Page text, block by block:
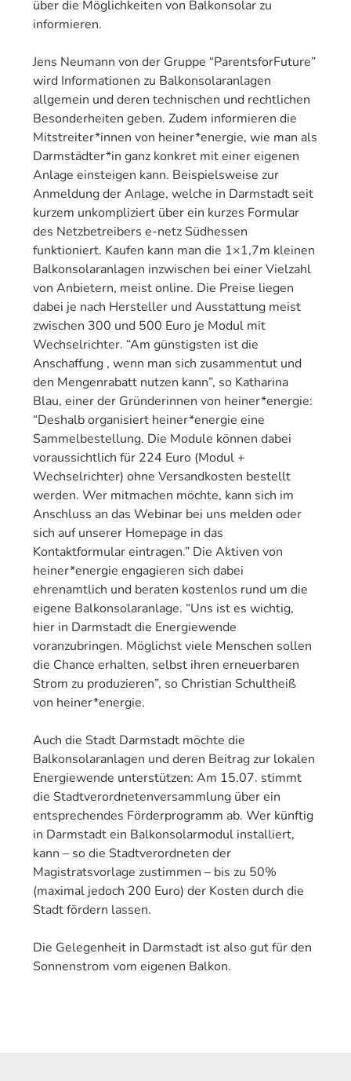
über die Möglichkeiten von Balkonsolar zu
informieren.
Jens Neumann von der Gruppe “ParentsforFuture”
wird Informationen zu Balkonsolaranlagen
allgemein und deren technischen und rechtlichen
Besonderheiten geben. Zudem informieren die
Mitstreiter*innen von heiner*energie, wie man als
Darmstädter*in ganz konkret mit einer eigenen
Anlage einsteigen kann. Beispielsweise zur
Anmeldung der Anlage, welche in Darmstadt seit
kurzem unkompliziert über ein kurzes Formular
des Netzbetreibers e-netz Südhessen
funktioniert. Kaufen kann man die 1×1,7m kleinen
Balkonsolaranlagen inzwischen bei einer Vielzahl
von Anbietern, meist online. Die Preise liegen
dabei je nach Hersteller und Ausstattung meist
zwischen 300 und 500 Euro je Modul mit
Wechselrichter. “Am günstigsten ist die
Anschaffung , wenn man sich zusammentut und
den Mengenrabatt nutzen kann”, so Katharina
Blau, einer der Gründerinnen von heiner*energie:
“Deshalb organisiert heiner*energie eine
Sammelbestellung. Die Module können dabei
voraussichtlich für 224 Euro (Modul +
Wechselrichter) ohne Versandkosten bestellt
werden. Wer mitmachen möchte, kann sich im
Anschluss an das Webinar bei uns melden oder
sich auf unserer Homepage in das
Kontaktformular eintragen.” Die Aktiven von
heiner*energie engagieren sich dabei
ehrenamtlich und beraten kostenlos rund um die
eigene Balkonsolaranlage. “Uns ist es wichtig,
hier in Darmstadt die Energiewende
voranzubringen. Möglichst viele Menschen sollen
die Chance erhalten, selbst ihren erneuerbaren
Strom zu produzieren”, so Christian Schultheiß
von heiner*energie.
Auch die Stadt Darmstadt möchte die
Balkonsolaranlagen und deren Beitrag zur lokalen
Energiewende unterstützen: Am 15.07. stimmt
die Stadtverordnetenversammlung über ein
entsprechendes Förderprogramm ab. Wer künftig
in Darmstadt ein Balkonsolarmodul installiert,
kann – so die Stadtverordneten der
Magistratsvorlage zustimmen – bis zu 50%
(maximal jedoch 200 Euro) der Kosten durch die
Stadt fördern lassen.
Die Gelegenheit in Darmstadt ist also gut für den
Sonnenstrom vom eigenen Balkon.